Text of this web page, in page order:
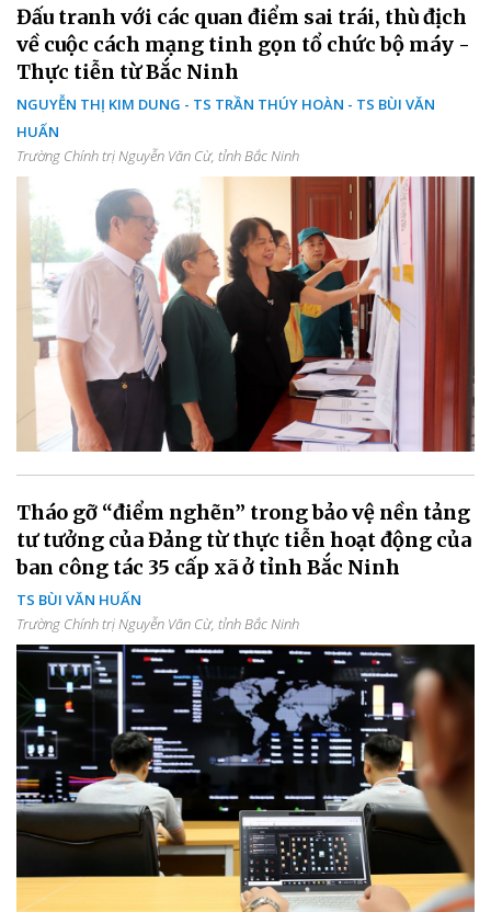
Đấu tranh với các quan điểm sai trái, thù địch
về cuộc cách mạng tinh gọn tổ chức bộ máy -
Thực tiễn từ Bắc Ninh
NGUYỄN THỊ KIM DUNG - TS TRẦN THÚY HOÀN - TS BÙI VĂN
HUẤN
Trường Chính trị Nguyễn Văn Cừ, tỉnh Bắc Ninh
Tháo gỡ “điểm nghẽn” trong bảo vệ nền tảng
tư tưởng của Đảng từ thực tiễn hoạt động của
ban công tác 35 cấp xã ở tỉnh Bắc Ninh
TS BÙI VĂN HUẤN
Trường Chính trị Nguyễn Văn Cừ, tỉnh Bắc Ninh